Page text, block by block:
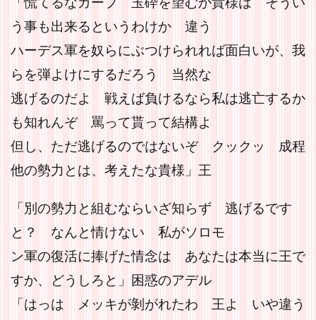
う事も出来るというわけか 違う
ハーデス軍を奴らにぶつけられれば面白いが、我
らを弾よけにするだろう 当然な
逃げるのだよ 戦えば負けるなら私は逃亡するか
も知れんぞ 罵って貰って結構よ
但し、ただ逃げるのではないぞ クックッ 成程
他の勢力とは、考えたな貴様」王
「別の勢力と組むならいざ知らず 逃げるです
と？ なんと情けない 私がソロモ
ン軍の復活に捧げた情念は あなたは本当に王で
すか、どうしろと」困惑のアデル
「はっは メッキが剝がれたわ 王よ いや違う